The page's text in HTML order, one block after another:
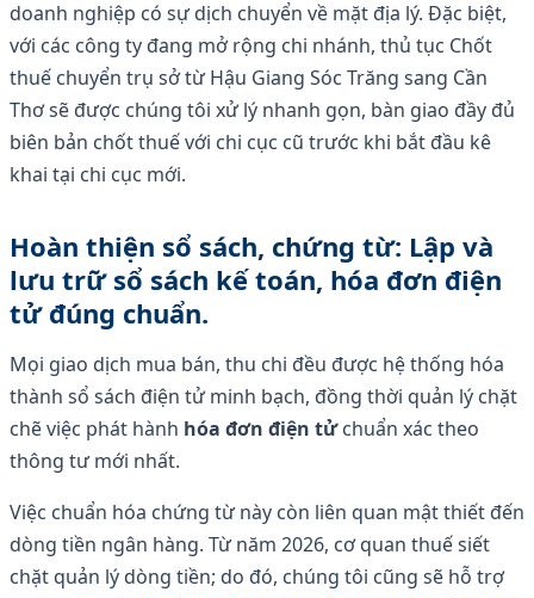
doanh nghiệp có sự dịch chuyển về mặt địa lý. Đặc biệt,
với các công ty đang mở rộng chi nhánh, thủ tục Chốt
thuế chuyển trụ sở từ Hậu Giang Sóc Trăng sang Cần
Thơ sẽ được chúng tôi xử lý nhanh gọn, bàn giao đầy đủ
biên bản chốt thuế với chi cục cũ trước khi bắt đầu kê
khai tại chi cục mới.
Hoàn thiện sổ sách, chứng từ: Lập và
lưu trữ sổ sách kế toán, hóa đơn điện
tử đúng chuẩn.
Mọi giao dịch mua bán, thu chi đều được hệ thống hóa
thành sổ sách điện tử minh bạch, đồng thời quản lý chặt
chẽ việc phát hành hóa đơn điện tửchuẩn xác theo
thông tư mới nhất.
Việc chuẩn hóa chứng từ này còn liên quan mật thiết đến
dòng tiền ngân hàng. Từ năm 2026, cơ quan thuế siết
chặt quản lý dòng tiền; do đó, chúng tôi cũng sẽ hỗ trợ